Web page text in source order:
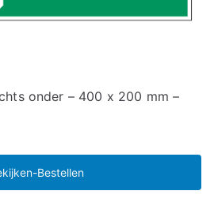
onder – 400 x 200 mm –
Bestellen